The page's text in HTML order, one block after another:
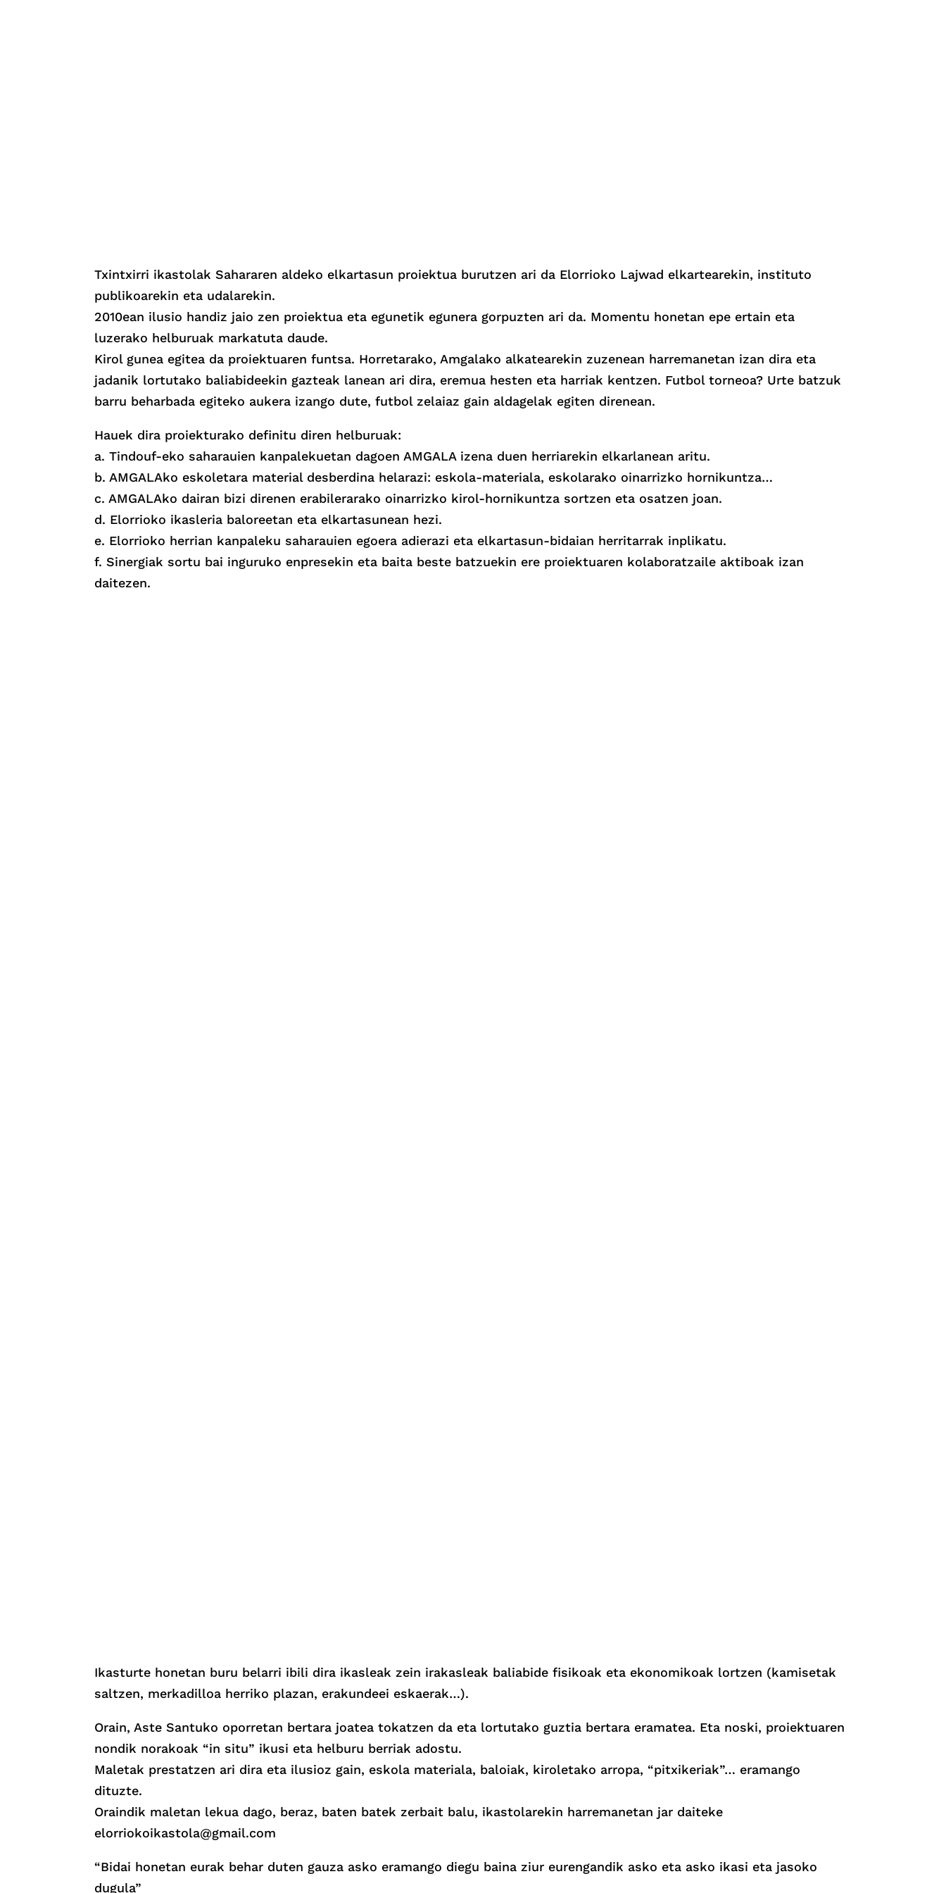
Txintxirri ikastolak Sahararen aldeko elkartasun proiektua burutzen ari da Elorrioko Lajwad elkartearekin, instituto
publikoarekin eta udalarekin.
2010ean ilusio handiz jaio zen proiektua eta egunetik egunera gorpuzten ari da. Momentu honetan epe ertain eta
luzerako helburuak markatuta daude.
Kirol gunea egitea da proiektuaren funtsa. Horretarako, Amgalako alkatearekin zuzenean harremanetan izan dira eta
jadanik lortutako baliabideekin gazteak lanean ari dira, eremua hesten eta harriak kentzen. Futbol torneoa? Urte batzuk
barru beharbada egiteko aukera izango dute, futbol zelaiaz gain aldagelak egiten direnean.
Hauek dira proiekturako definitu diren helburuak:
a. Tindouf-eko saharauien kanpalekuetan dagoen AMGALA izena duen herriarekin elkarlanean aritu.
b. AMGALAko eskoletara material desberdina helarazi: eskola-materiala, eskolarako oinarrizko hornikuntza…
c. AMGALAko dairan bizi direnen erabilerarako oinarrizko kirol-hornikuntza sortzen eta osatzen joan.
d. Elorrioko ikasleria baloreetan eta elkartasunean hezi.
e. Elorrioko herrian kanpaleku saharauien egoera adierazi eta elkartasun-bidaian herritarrak inplikatu.
f. Sinergiak sortu bai inguruko enpresekin eta baita beste batzuekin ere proiektuaren kolaboratzaile aktiboak izan
daitezen.
Ikasturte honetan buru belarri ibili dira ikasleak zein irakasleak baliabide fisikoak eta ekonomikoak lortzen (kamisetak
saltzen, merkadilloa herriko plazan, erakundeei eskaerak…).
Orain, Aste Santuko oporretan bertara joatea tokatzen da eta lortutako guztia bertara eramatea. Eta noski, proiektuaren
nondik norakoak “in situ” ikusi eta helburu berriak adostu.
Maletak prestatzen ari dira eta ilusioz gain, eskola materiala, baloiak, kiroletako arropa, “pitxikeriak”… eramango
dituzte.
Oraindik maletan lekua dago, beraz, baten batek zerbait balu, ikastolarekin harremanetan jar daiteke
elorriokoikastola@gmail.com
“Bidai honetan eurak behar duten gauza asko eramango diegu baina ziur eurengandik asko eta asko ikasi eta jasoko
dugula”